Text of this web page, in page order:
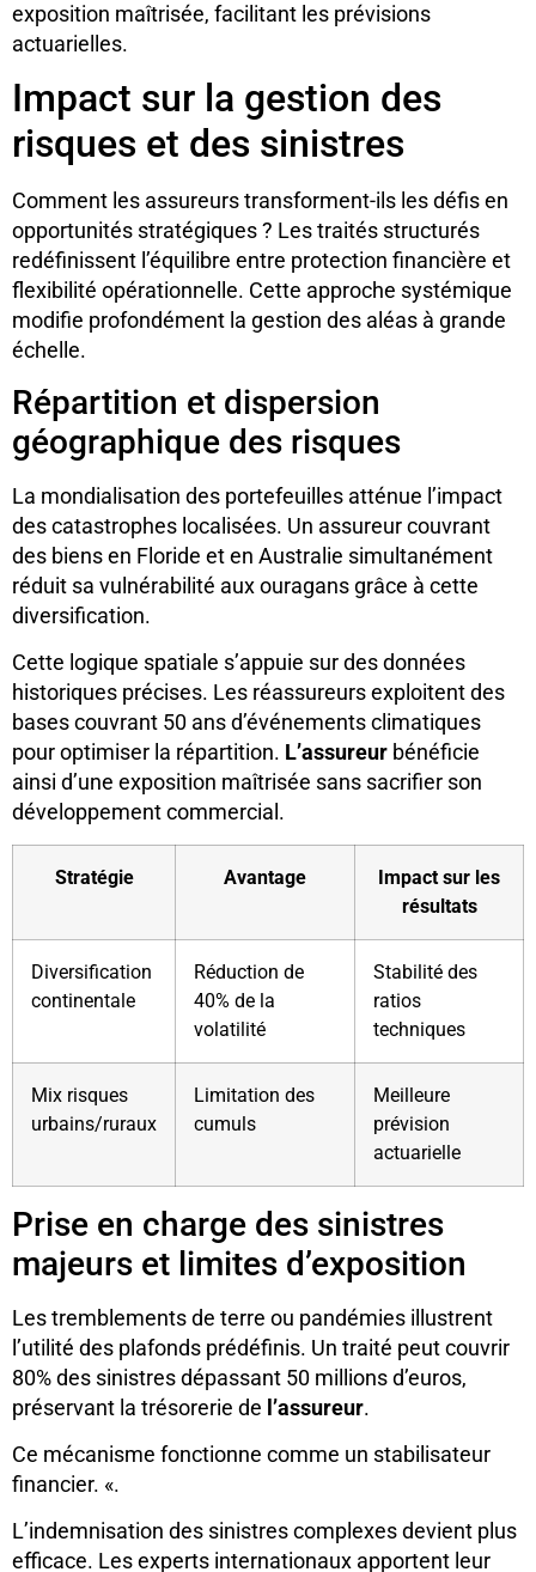
exposition maîtrisée, facilitant les prévisions
actuarielles.
Impact sur la gestion des
risques et des sinistres
Comment les assureurs transforment-ils les défis en
opportunités stratégiques ? Les traités structurés
redéfinissent l’équilibre entre protection financière et
flexibilité opérationnelle. Cette approche systémique
modifie profondément la gestion des aléas à grande
échelle.
Répartition et dispersion
géographique des risques
La mondialisation des portefeuilles atténue l’impact
des catastrophes localisées. Un assureur couvrant
des biens en Floride et en Australie simultanément
réduit sa vulnérabilité aux ouragans grâce à cette
diversification.
Cette logique spatiale s’appuie sur des données
historiques précises. Les réassureurs exploitent des
bases couvrant 50 ans d’événements climatiques
pour optimiser la répartition. L’assureur bénéficie
ainsi d’une exposition maîtrisée sans sacrifier son
développement commercial.
Stratégie Avantage
Impact sur les
résultats
Diversification
continentale
Réduction de
40% de la
volatilité
Stabilité des
ratios
techniques
Mix risques
urbains/ruraux
Limitation des
cumuls
Meilleure
prévision
actuarielle
Prise en charge des sinistres
majeurs et limites d’exposition
Les tremblements de terre ou pandémies illustrent
l’utilité des plafonds prédéfinis. Un traité peut couvrir
80% des sinistres dépassant 50 millions d’euros,
préservant la trésorerie de l’assureur.
Ce mécanisme fonctionne comme un stabilisateur
financier. «.
L’indemnisation des sinistres complexes devient plus
efficace. Les experts internationaux apportent leur